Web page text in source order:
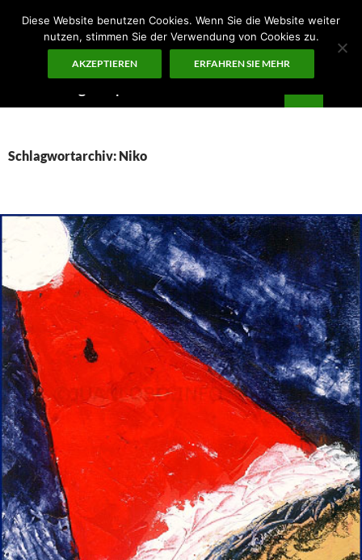
Inhalt
Schlagwortarchiv: Niko
Diese Website benutzen Cookies. Wenn Sie die Website weiter
nutzen, stimmen Sie der Verwendung von Cookies zu.
AKZEPTIEREN ERFAHREN SIE MEHR